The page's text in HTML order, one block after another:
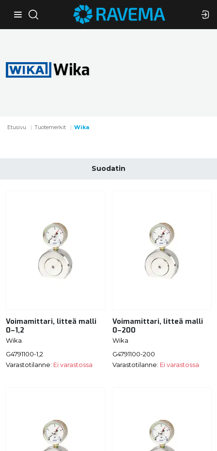
Etusivu Tuotemerkit Wika
Wika
Suodatin
Voimamittari, litteä malli
0–1,2
Wika
G4791100-1,2
Varastotilanne: Ei varastossa
Voimamittari, litteä malli
0–200
Wika
G4791100-200
Varastotilanne: Ei varastossa